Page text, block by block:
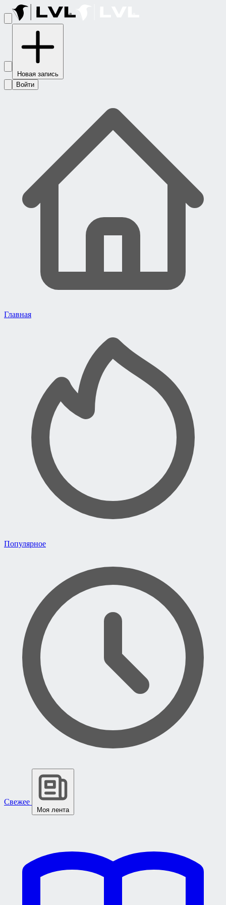
Новая запись
Войти
Главная
Популярное
Свежее
Моя лента